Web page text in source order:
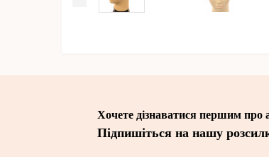
Хочете дізнаватися першим про
Підпишіться на нашу